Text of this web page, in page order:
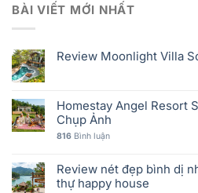
BÀI VIẾT MỚI NHẤT
Review Moonlight Villa
Homestay Angel Resort
Chụp Ảnh
816 Bình luận
Review nét đẹp bình dị
thự happy house